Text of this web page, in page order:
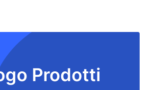
Prodotti